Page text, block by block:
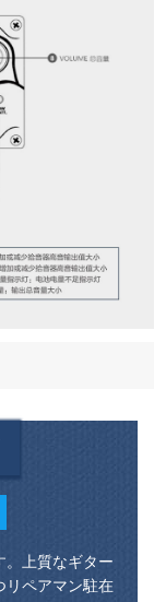
。上質なギター
リペアマン駐在